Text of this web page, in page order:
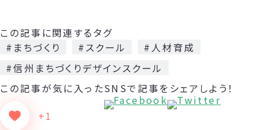
この記事に関連するタグ
#まちづくり
#スクール
#人材育成
#信州まちづくりデザインスクール
この記事が気に入った
+1
SNSで記事をシェアしよう！